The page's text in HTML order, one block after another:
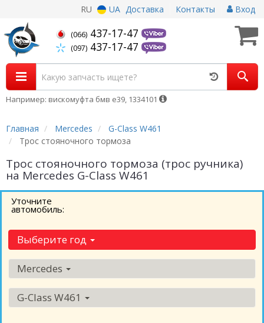
RU UA Доставка Контакты Вход
(066) 437-17-47
(097) 437-17-47
Например: вискомуфта бмв е39, 1334101
Главная Mercedes
G-Class W461
Трос стояночного тормоза
Трос стояночного тормоза (трос ручника)
на Mercedes G-Class W461
Уточните
автомобиль:
Выберите год
Mercedes
G-Class W461